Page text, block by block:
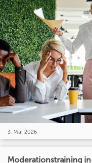
3. Mai 2026
Moderationstraining